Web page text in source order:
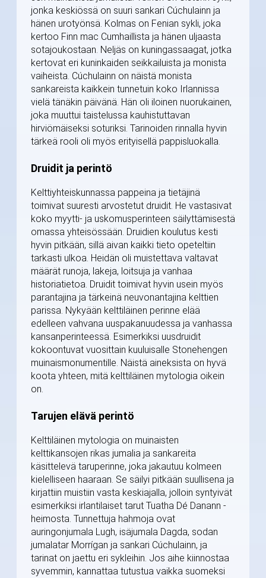
jonka keskiössä on suuri sankari Cúchulainn ja
hänen urotyönsä. Kolmas on Fenian sykli, joka
kertoo Finn mac Cumhaillista ja hänen uljaasta
sotajoukostaan. Neljäs on kuningassaagat, jotka
kertovat eri kuninkaiden seikkailuista ja monista
vaiheista. Cúchulainn on näistä monista
sankareista kaikkein tunnetuin koko Irlannissa
vielä tänäkin päivänä. Hän oli iloinen nuorukainen,
joka muuttui taistelussa kauhistuttavan
hirviömäiseksi soturiksi. Tarinoiden rinnalla hyvin
tärkeä rooli oli myös erityisellä pappisluokalla.
Druidit ja perintö
Kelttiyhteiskunnassa pappeina ja tietäjinä
toimivat suuresti arvostetut druidit. He vastasivat
koko myytti- ja uskomusperinteen säilyttämisestä
omassa yhteisössään. Druidien koulutus kesti
hyvin pitkään, sillä aivan kaikki tieto opeteltiin
tarkasti ulkoa. Heidän oli muistettava valtavat
määrät runoja, lakeja, loitsuja ja vanhaa
historiatietoa. Druidit toimivat hyvin usein myös
parantajina ja tärkeinä neuvonantajina kelttien
parissa. Nykyään kelttiläinen perinne elää
edelleen vahvana uuspakanuudessa ja vanhassa
kansanperinteessä. Esimerkiksi uusdruidit
kokoontuvat vuosittain kuuluisalle Stonehengen
muinaismonumentille. Näistä aineksista on hyvä
koota yhteen, mitä kelttiläinen mytologia oikein
on.
Tarujen elävä perintö
Kelttiläinen mytologia on muinaisten
kelttikansojen rikas jumalia ja sankareita
käsittelevä taruperinne, joka jakautuu kolmeen
kielelliseen haaraan. Se säilyi pitkään suullisena ja
kirjattiin muistiin vasta keskiajalla, jolloin syntyivät
esimerkiksi irlantilaiset tarut Tuatha Dé Danann -
heimosta. Tunnettuja hahmoja ovat
auringonjumala Lugh, isäjumala Dagda, sodan
jumalatar Morrígan ja sankari Cúchulainn, ja
tarinat on jaettu eri sykleihin. Jos aihe kiinnostaa
syvemmin, kannattaa tutustua vaikka suomeksi